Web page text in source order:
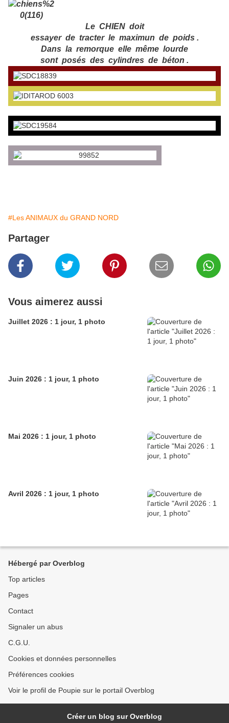
Le CHIEN doit
essayer de tracter le maximun de poids .
Dans la remorque elle même lourde
sont posés des cylindres de béton .
#Les ANIMAUX du GRAND NORD
Partager
Vous aimerez aussi
Juillet 2026 : 1 jour, 1 photo
Juin 2026 : 1 jour, 1 photo
Mai 2026 : 1 jour, 1 photo
Avril 2026 : 1 jour, 1 photo
Hébergé par Overblog
Top articles
Pages
Contact
Signaler un abus
C.G.U.
Cookies et données personnelles
Préférences cookies
Voir le profil de Poupie sur le portail Overblog
Créer un blog sur Overblog